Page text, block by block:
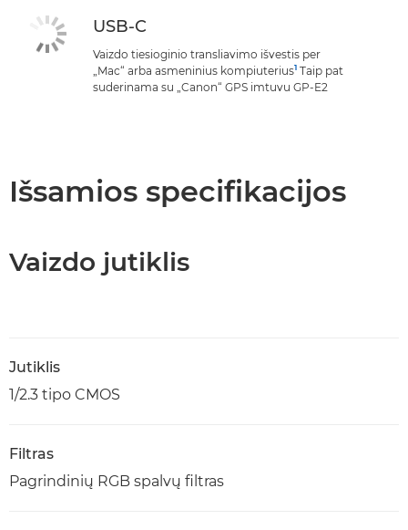
USB-C
Vaizdo tiesioginio transliavimo išvestis per
„Mac“ arba asmeninius kompiuterius1 Taip pat
suderinama su „Canon“ GPS imtuvu GP-E2
Išsamios specifikacijos
Vaizdo jutiklis
Jutiklis
1/2.3 tipo CMOS
Filtras
Pagrindinių RGB spalvų filtras